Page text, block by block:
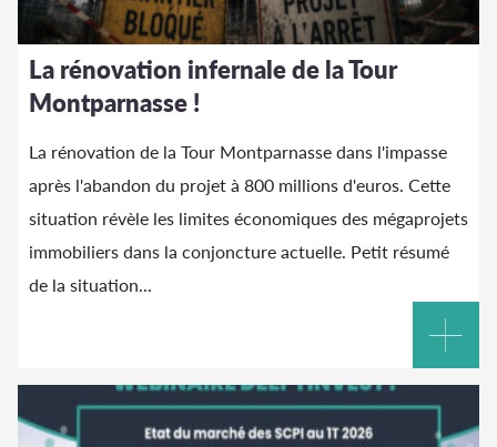
La rénovation infernale de la Tour
Montparnasse !
La rénovation de la Tour Montparnasse dans l'impasse
après l'abandon du projet à 800 millions d'euros. Cette
situation révèle les limites économiques des mégaprojets
immobiliers dans la conjoncture actuelle. Petit résumé
de la situation...